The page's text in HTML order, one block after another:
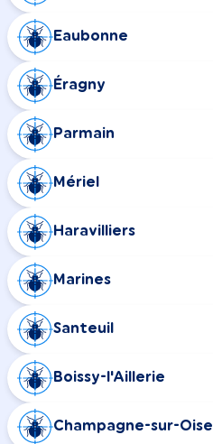
Eaubonne
Éragny
Parmain
Mériel
Haravilliers
Marines
Santeuil
Boissy-l'Aillerie
Champagne-sur-Oise